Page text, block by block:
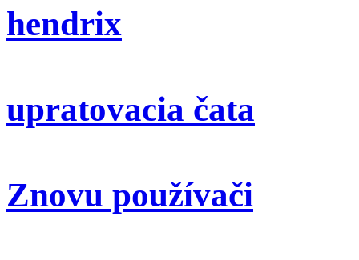
hendrix
upratovacia čata
Znovu používači